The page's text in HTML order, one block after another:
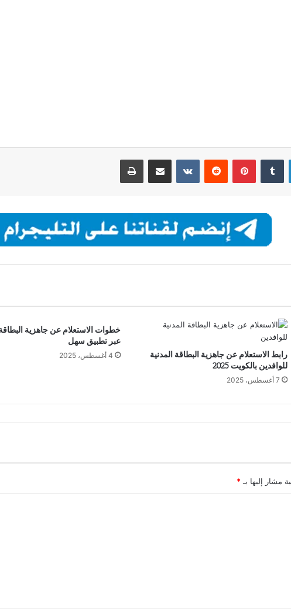
لينكدإن بينتيريست مشاركة عبر البريد طباعة
رابط الاستعلام عن جاهزية البطاقة المدنية
للوافدين بالكويت 2025
7 أغسطس، 2025
خطوات الاستعلام عن جاهزية البطاقة
عبر تطبيق سهل
4 أغسطس، 2025
مشار إليها بـ *